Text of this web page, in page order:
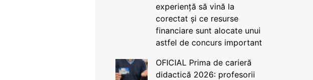
experiență să vină la
corectat și ce resurse
financiare sunt alocate unui
astfel de concurs important
OFICIAL Prima de carieră
didactică 2026: profesorii